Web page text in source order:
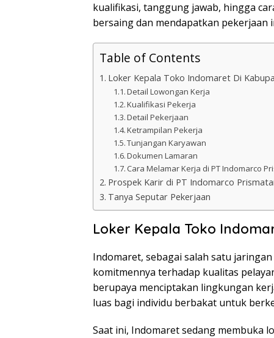
kualifikasi, tanggung jawab, hingga
bersaing dan mendapatkan pekerjaan
Table of Contents
Loker Kepala Toko Indomaret Di
Detail Lowongan Kerja
Kualifikasi Pekerja
Detail Pekerjaan
Ketrampilan Pekerja
Tunjangan Karyawan
Dokumen Lamaran
Cara Melamar Kerja di PT Indomarco
Prospek Karir di PT Indomarco
Tanya Seputar Pekerjaan
Loker Kepala Toko
Indomaret, sebagai salah satu
komitmennya terhadap kualitas
berupaya menciptakan lingkungan
luas bagi individu berbakat untuk
Saat ini, Indomaret sedang membuka